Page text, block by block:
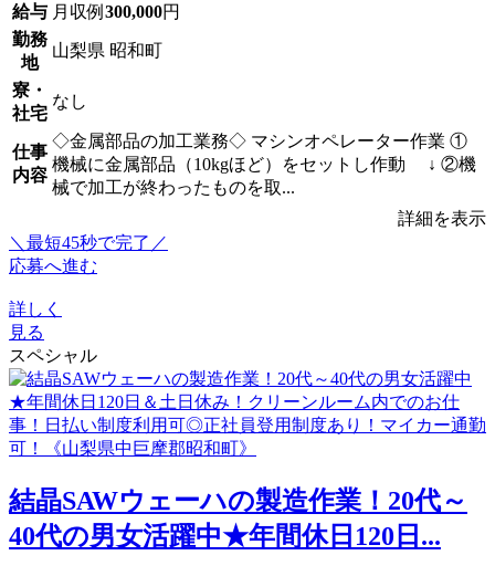
給与 月収例 300,000円
勤務
地
山梨県 昭和町
寮・
社宅
なし
仕事
内容
◇金属部品の加工業務◇ マシンオペレーター作業 ①
機械に金属部品（10kgほど）をセットし作動 ↓ ②機
械で加工が終わったものを取...
詳細を表示
＼最短45秒で完了／
応募へ進む
詳しく
見る
スペシャル
結晶SAWウェーハの製造作業！20代～
40代の男女活躍中★年間休日120日...